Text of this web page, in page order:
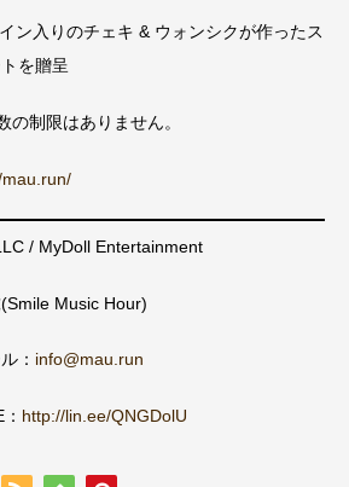
ン入りのチェキ & ウォンシクが作ったス
を贈呈
の制限はありません。
/ MyDoll Entertainment
Music Hour)
： info@mau.run
http://lin.ee/QNGDolU